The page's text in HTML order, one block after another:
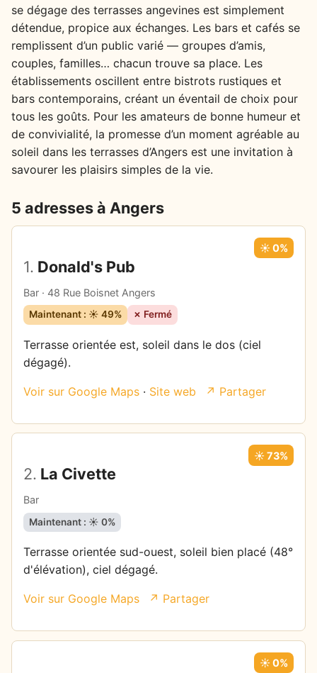
se dégage des terrasses angevines est simplement
détendue, propice aux échanges. Les bars et cafés se
remplissent d’un public varié — groupes d’amis,
couples, familles… chacun trouve sa place. Les
établissements oscillent entre bistrots rustiques et
bars contemporains, créant un éventail de choix pour
tous les goûts. Pour les amateurs de bonne humeur et
de convivialité, la promesse d’un moment agréable au
soleil dans les terrasses d’Angers est une invitation à
savourer les plaisirs simples de la vie.
5 adresses à Angers
1. Donald's Pub
Bar · 48 Rue Boisnet Angers
☀️ 0%
Maintenant : ☀️ 49% ✗ Fermé
Terrasse orientée est, soleil dans le dos (ciel
dégagé).
Voir sur Google Maps · Site web ↗ Partager
2. La Civette
Bar
☀️ 73%
Maintenant : ☀️ 0%
Terrasse orientée sud-ouest, soleil bien placé (48°
d'élévation), ciel dégagé.
Voir sur Google Maps ↗ Partager
☀️ 0%